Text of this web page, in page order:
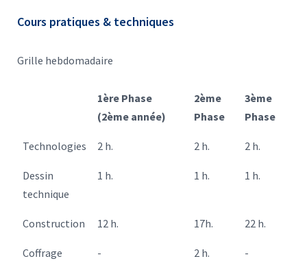
Cours pratiques & techniques
Grille hebdomadaire
1ère Phase
(2ème année)
2ème
Phase
3ème
Phase​
Technologies 2 h. 2 h. 2 h.
Dessin
technique
1 h. 1 h. 1 h.
Construction 12 h. 17h. 22 h.
Coffrage - 2 h. -